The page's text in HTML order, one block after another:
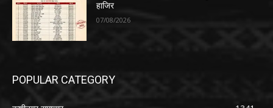
हाजिर
07/08/2026
POPULAR CATEGORY